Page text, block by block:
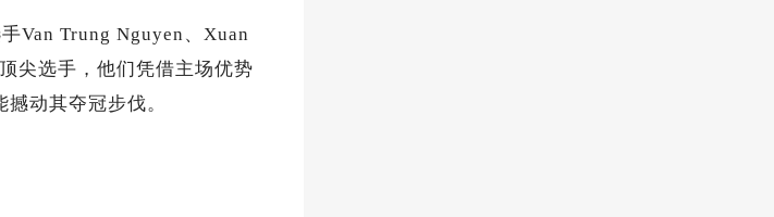
Van Trung Nguyen、Xuan
尖选手，他们凭借主场优势
动其夺冠步伐。